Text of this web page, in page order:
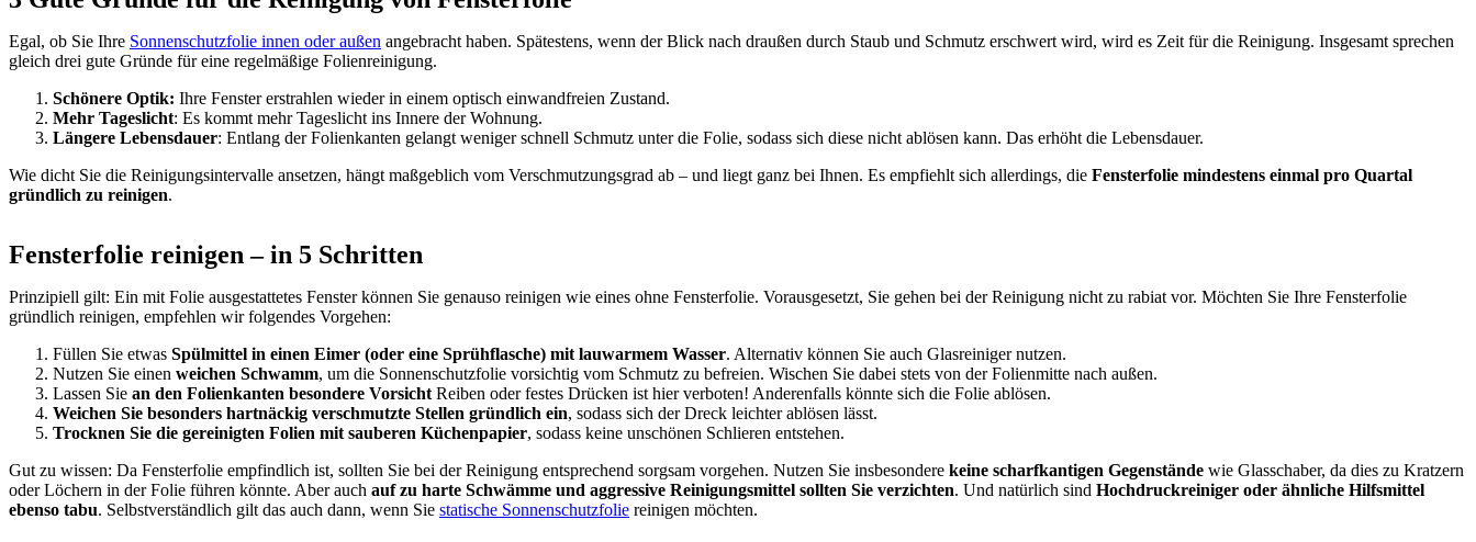
Egal, ob Sie Ihre Sonnenschutzfolie innen oder außen angebracht haben. Spätestens, wenn der Blick nach draußen durch Staub und Schmutz erschwert wird, wird es Zeit für die Reinigung. Insgesamt sprechen
gleich drei gute Gründe für eine regelmäßige Folienreinigung.
Schönere Optik: Ihre Fenster erstrahlen wieder in einem optisch einwandfreien Zustand.
Mehr Tageslicht: Es kommt mehr Tageslicht ins Innere der Wohnung.
Längere Lebensdauer: Entlang der Folienkanten gelangt weniger schnell Schmutz unter die Folie, sodass sich diese nicht ablösen kann. Das erhöht die Lebensdauer.
Wie dicht Sie die Reinigungsintervalle ansetzen, hängt maßgeblich vom Verschmutzungsgrad ab – und liegt ganz bei Ihnen. Es empfiehlt sich allerdings, die Fensterfolie mindestens einmal pro Quartal
gründlich zu reinigen.
Fensterfolie reinigen – in 5 Schritten
Prinzipiell gilt: Ein mit Folie ausgestattetes Fenster können Sie genauso reinigen wie eines ohne Fensterfolie. Vorausgesetzt, Sie gehen bei der Reinigung nicht zu rabiat vor. Möchten Sie Ihre Fensterfolie
gründlich reinigen, empfehlen wir folgendes Vorgehen:
Füllen Sie etwas Spülmittel in einen Eimer (oder eine Sprühflasche) mit lauwarmem Wasser. Alternativ können Sie auch Glasreiniger nutzen.
Nutzen Sie einen weichen Schwamm, um die Sonnenschutzfolie vorsichtig vom Schmutz zu befreien. Wischen Sie dabei stets von der Folienmitte nach außen.
Lassen Sie an den Folienkanten besondere Vorsicht Reiben oder festes Drücken ist hier verboten! Anderenfalls könnte sich die Folie ablösen.
Weichen Sie besonders hartnäckig verschmutzte Stellen gründlich ein, sodass sich der Dreck leichter ablösen lässt.
Trocknen Sie die gereinigten Folien mit sauberen Küchenpapier, sodass keine unschönen Schlieren entstehen.
Gut zu wissen: Da Fensterfolie empfindlich ist, sollten Sie bei der Reinigung entsprechend sorgsam vorgehen. Nutzen Sie insbesondere keine scharfkantigen Gegenstände wie Glasschaber, da dies zu Kratzern
oder Löchern in der Folie führen könnte. Aber auch auf zu harte Schwämme und aggressive Reinigungsmittel sollten Sie verzichten. Und natürlich sind Hochdruckreiniger oder ähnliche Hilfsmittel
ebenso tabu. Selbstverständlich gilt das auch dann, wenn Sie statische Sonnenschutzfolie reinigen möchten.